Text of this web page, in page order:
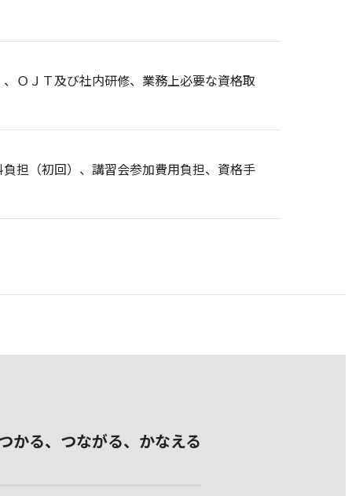
ＯＪＴ及び社内研修、業務上必要な資格取
担（初回）、講習会参加費用負担、資格手
かる、つながる、かなえる